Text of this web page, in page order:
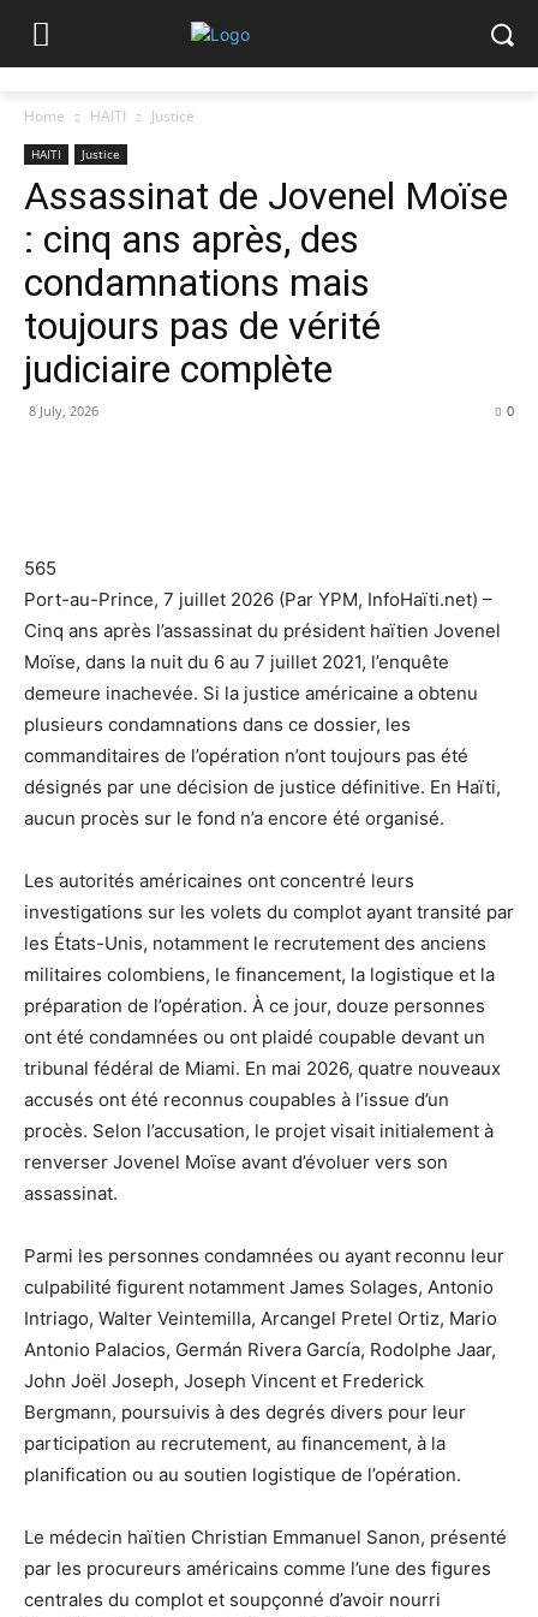
Home HAITI Justice
HAITI Justice
Assassinat de Jovenel Moïse
: cinq ans après, des
condamnations mais
toujours pas de vérité
judiciaire complète
8 July, 2026 0
565
Port-au-Prince, 7 juillet 2026 (Par YPM, InfoHaïti.net) –
Cinq ans après l’assassinat du président haïtien Jovenel
Moïse, dans la nuit du 6 au 7 juillet 2021, l’enquête
demeure inachevée. Si la justice américaine a obtenu
plusieurs condamnations dans ce dossier, les
commanditaires de l’opération n’ont toujours pas été
désignés par une décision de justice définitive. En Haïti,
aucun procès sur le fond n’a encore été organisé.
Les autorités américaines ont concentré leurs
investigations sur les volets du complot ayant transité par
les États-Unis, notamment le recrutement des anciens
militaires colombiens, le financement, la logistique et la
préparation de l’opération. À ce jour, douze personnes
ont été condamnées ou ont plaidé coupable devant un
tribunal fédéral de Miami. En mai 2026, quatre nouveaux
accusés ont été reconnus coupables à l’issue d’un
procès. Selon l’accusation, le projet visait initialement à
renverser Jovenel Moïse avant d’évoluer vers son
assassinat.
Parmi les personnes condamnées ou ayant reconnu leur
culpabilité figurent notamment James Solages, Antonio
Intriago, Walter Veintemilla, Arcangel Pretel Ortiz, Mario
Antonio Palacios, Germán Rivera García, Rodolphe Jaar,
John Joël Joseph, Joseph Vincent et Frederick
Bergmann, poursuivis à des degrés divers pour leur
participation au recrutement, au financement, à la
planification ou au soutien logistique de l’opération.
Le médecin haïtien Christian Emmanuel Sanon, présenté
par les procureurs américains comme l’une des figures
centrales du complot et soupçonné d’avoir nourri